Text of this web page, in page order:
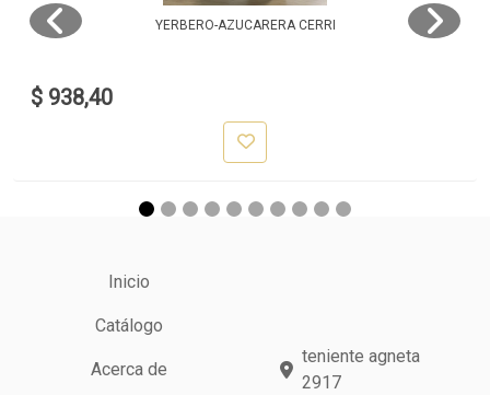
YERBERO-AZUCARERA CERRI
$ 938,40
Inicio
Catálogo
Acerca de
teniente agneta
2917